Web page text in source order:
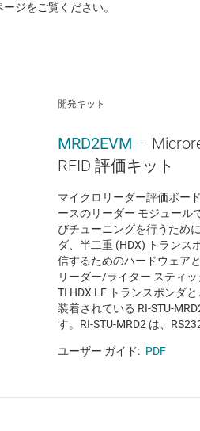
ジをご覧ください。
開発キット
MRD2EVM —
RFID 評価キット
マイクロリーダー評価ボー
ースのリーダー モジュール
びチューニングを行うため
ダ、半二重 (HDX) トランス
信するためのハードウェア
リーダー/ライター スティ
TI HDX LF トランスポンダ
装着されている RI-STU-
す。RI-STU-MRD2 は、
ユーザー ガイド: PDF